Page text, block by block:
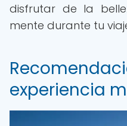
disfrutar de la
mente durante tu
experiencia